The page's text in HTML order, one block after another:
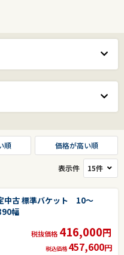
順 価格が高い順
表示件
中古 標準バケット 10～
幅
税抜価格 416,000円
税込価格 457,600円